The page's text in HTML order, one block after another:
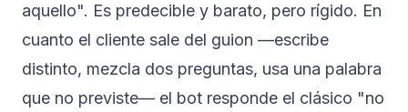
aquello". Es predecible y barato, pero rígido. En
cuanto el cliente sale del guion —escribe
distinto, mezcla dos preguntas, usa una palabra
que no previste— el bot responde el clásico "no